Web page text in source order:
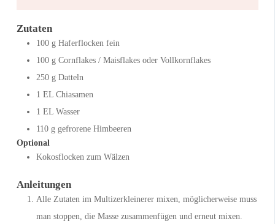
Zutaten
100 g Haferflocken fein
100 g Cornflakes / Maisflakes oder Vollkornflakes
250 g Datteln
1 EL Chiasamen
1 EL Wasser
110 g gefrorene Himbeeren
Optional
Kokosflocken zum Wälzen
Anleitungen
Alle Zutaten im Multizerkleinerer mixen, möglicherweise muss
man stoppen, die Masse zusammenfügen und erneut mixen.